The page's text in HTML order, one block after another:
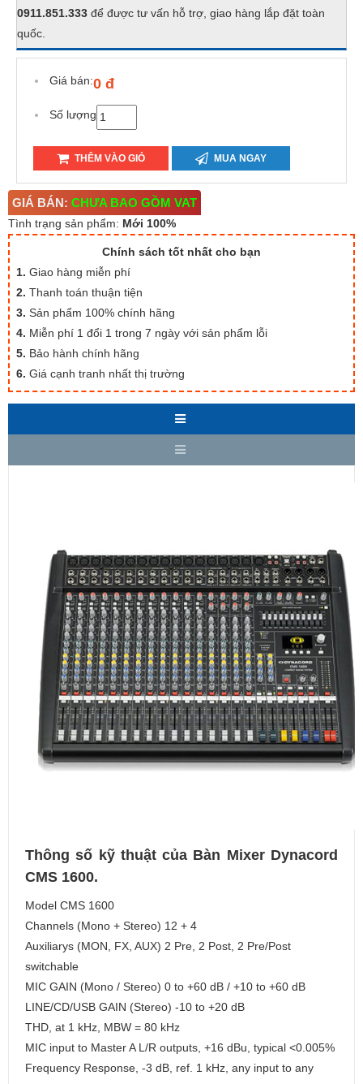
0911.851.333 để được tư vấn hỗ trợ, giao hàng lắp đặt toàn
quốc.
Giá bán:0 đ
Số lượng
THÊM VÀO GIỎ MUA NGAY
GIÁ BÁN: CHƯA BAO GỒM VAT
Tình trạng sản phẩm: Mới 100%
Chính sách tốt nhất cho bạn
1. Giao hàng miễn phí
2. Thanh toán thuận tiện
3. Sản phẩm 100% chính hãng
4. Miễn phí 1 đổi 1 trong 7 ngày với sản phẩm lỗi
5. Bảo hành chính hãng
6. Giá cạnh tranh nhất thị trường
Thông số kỹ thuật của Bàn Mixer Dynacord
CMS 1600.
Model CMS 1600
Channels (Mono + Stereo) 12 + 4
Auxiliarys (MON, FX, AUX) 2 Pre, 2 Post, 2 Pre/Post
switchable
MIC GAIN (Mono / Stereo) 0 to +60 dB / +10 to +60 dB
LINE/CD/USB GAIN (Stereo) -10 to +20 dB
THD, at 1 kHz, MBW = 80 kHz
MIC input to Master A L/R outputs, +16 dBu, typical <0.005%
Frequency Response, -3 dB, ref. 1 kHz, any input to any